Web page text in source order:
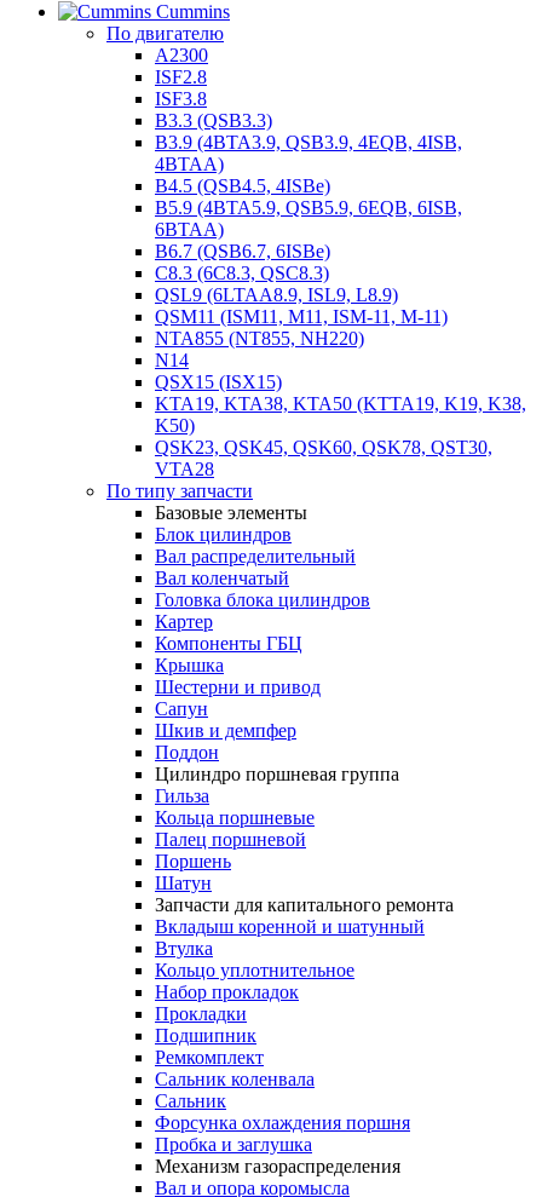
Cummins
По двигателю
A2300
ISF2.8
ISF3.8
B3.3 (QSB3.3)
B3.9 (4BTA3.9, QSB3.9, 4EQB, 4ISB,
4BTAA)
B4.5 (QSB4.5, 4ISBe)
B5.9 (4BTA5.9, QSB5.9, 6EQB, 6ISB,
6BTAA)
B6.7 (QSB6.7, 6ISBe)
C8.3 (6C8.3, QSC8.3)
QSL9 (6LTAA8.9, ISL9, L8.9)
QSM11 (ISM11, M11, ISM-11, M-11)
NTA855 (NT855, NH220)
N14
QSX15 (ISX15)
KTA19, KTA38, KTA50 (KTTA19, K19, K38,
K50)
QSK23, QSK45, QSK60, QSK78, QST30,
VTA28
По типу запчасти
Базовые элементы
Блок цилиндров
Вал распределительный
Вал коленчатый
Головка блока цилиндров
Картер
Компоненты ГБЦ
Крышка
Шестерни и привод
Сапун
Шкив и демпфер
Поддон
Цилиндро поршневая группа
Гильза
Кольца поршневые
Палец поршневой
Поршень
Шатун
Запчасти для капитального ремонта
Вкладыш коренной и шатунный
Втулка
Кольцо уплотнительное
Набор прокладок
Прокладки
Подшипник
Ремкомплект
Сальник коленвала
Сальник
Форсунка охлаждения поршня
Пробка и заглушка
Механизм газораспределения
Вал и опора коромысла